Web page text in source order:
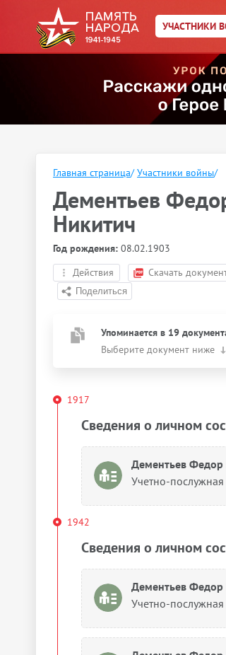
УЧАСТНИКИ
Главная страница/ Участники войны/
Дементьев
Никитич
Год рождения: 08.02.1903
Действия
Скачать
Упоминается в 19
Выберите документ ниже
1917
Сведения о личном
Дементьев Федор
Учетно-послужная
1942
Сведения о личном
Дементьев Федор
Учетно-послужная